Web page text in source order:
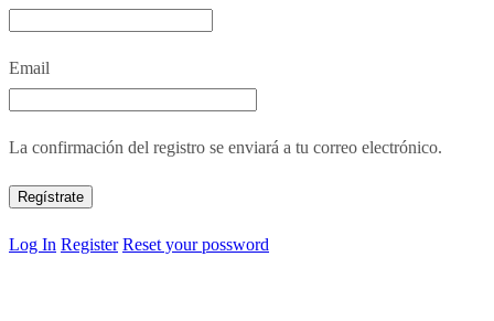
Email
La confirmación del registro se enviará a tu correo electrónico.
Log In Register Reset your possword